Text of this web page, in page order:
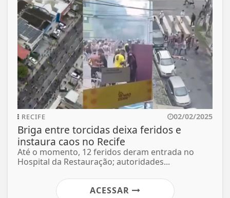
RECIFE 02/02/2025
Briga entre torcidas deixa feridos e
instaura caos no Recife
Até o momento, 12 feridos deram entrada no
Hospital da Restauração; autoridades...
ACESSAR